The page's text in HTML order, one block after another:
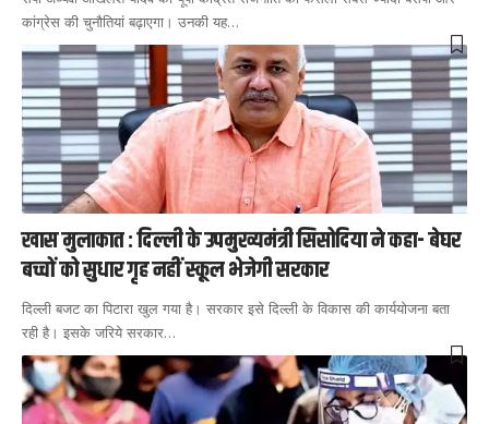
कांग्रेस की चुनौतियां बढ़ाएगा। उनकी यह…
खास मुलाकात : दिल्ली के उपमुख्यमंत्री सिसोदिया ने कहा- बेघर
बच्चों को सुधार गृह नहीं स्कूल भेजेगी सरकार
दिल्ली बजट का पिटारा खुल गया है। सरकार इसे दिल्ली के विकास की कार्ययोजना बता
रही है। इसके जरिये सरकार…